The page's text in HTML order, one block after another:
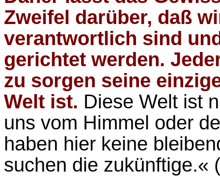
Zweifel darüber, daß
verantwortlich sind
gerichtet werden.
zu sorgen seine
Welt ist. Diese Welt ist
uns vom Himmel oder
haben hier keine
suchen die zukünftige.«